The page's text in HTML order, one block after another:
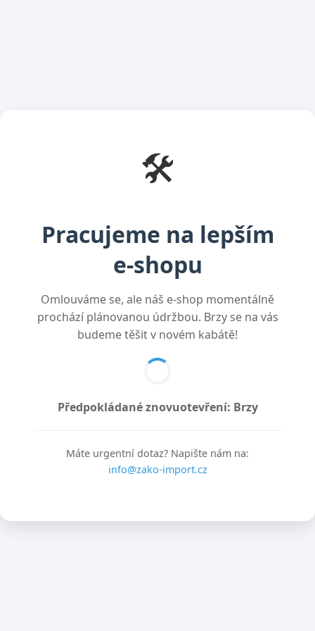
🛠️
Pracujeme na lepším
e-shopu
Omlouváme se, ale náš e-shop momentálně
prochází plánovanou údržbou. Brzy se na vás
budeme těšit v novém kabátě!
Předpokládané znovuotevření: Brzy
Máte urgentní dotaz? Napište nám na:
info@zako-import.cz